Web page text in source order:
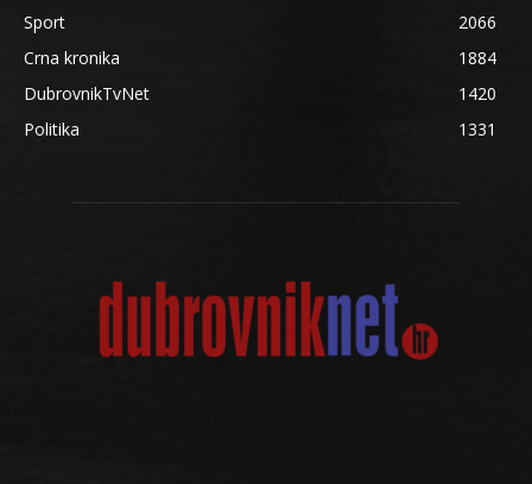
Sport
2066
Crna kronika
1884
DubrovnikTvNet
1420
Politika
1331